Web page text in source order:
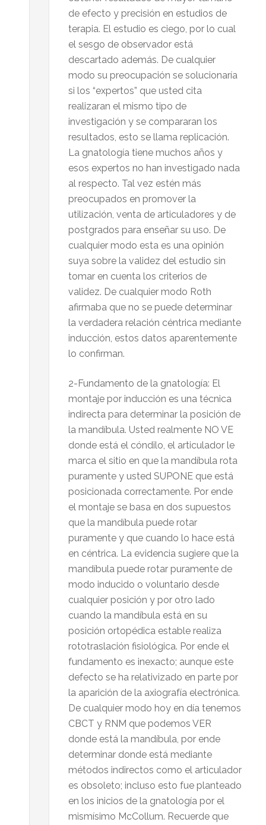
de efecto y precisión en estudios de
terapia. El estudio es ciego, por lo cual
el sesgo de observador está
descartado además. De cualquier
modo su preocupación se solucionaría
si los “expertos” que usted cita
realizaran el mismo tipo de
investigación y se compararan los
resultados, esto se llama replicación.
La gnatología tiene muchos años y
esos expertos no han investigado nada
al respecto. Tal vez estén más
preocupados en promover la
utilización, venta de articuladores y de
postgrados para enseñar su uso. De
cualquier modo esta es una opinión
suya sobre la validez del estudio sin
tomar en cuenta los criterios de
validez. De cualquier modo Roth
afirmaba que no se puede determinar
la verdadera relación céntrica mediante
inducción, estos datos aparentemente
lo confirman.
2-Fundamento de la gnatología: El
montaje por inducción es una técnica
indirecta para determinar la posición de
la mandíbula. Usted realmente NO VE
donde está el cóndilo, el articulador le
marca el sitio en que la mandíbula rota
puramente y usted SUPONE que está
posicionada correctamente. Por ende
el montaje se basa en dos supuestos
que la mandíbula puede rotar
puramente y que cuando lo hace está
en céntrica. La evidencia sugiere que la
mandíbula puede rotar puramente de
modo inducido o voluntario desde
cualquier posición y por otro lado
cuando la mandíbula está en su
posición ortopédica estable realiza
rototraslación fisiológica. Por ende el
fundamento es inexacto; aunque este
defecto se ha relativizado en parte por
la aparición de la axiografía electrónica.
De cualquier modo hoy en día tenemos
CBCT y RNM que podemos VER
donde está la mandíbula, por ende
determinar donde está mediante
métodos indirectos como el articulador
es obsoleto; incluso esto fue planteado
en los inicios de la gnatología por el
mismísimo McCollum. Recuerde que